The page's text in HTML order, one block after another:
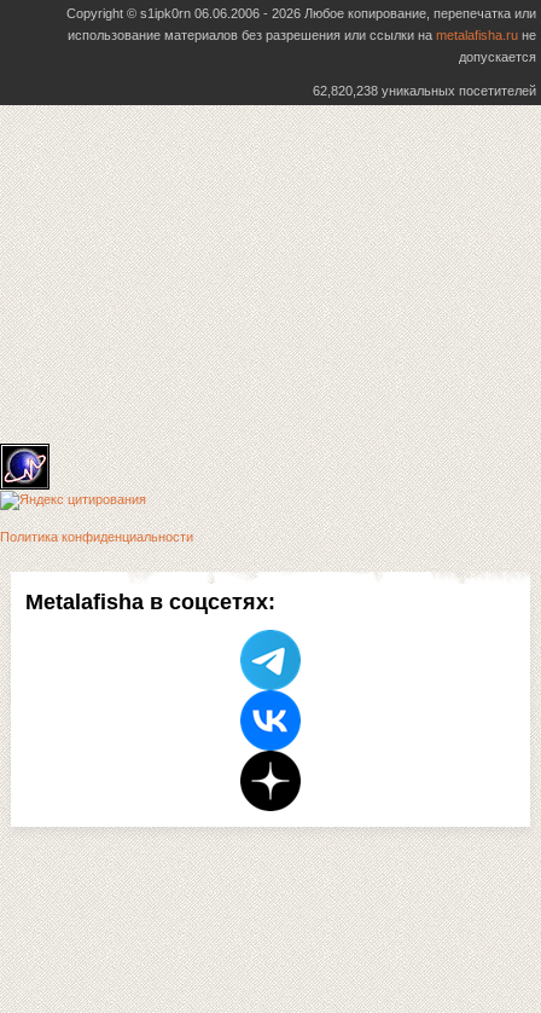
Metalafisha в соцсетях:
Copyright © s1ipk0rn 06.06.2006 - 2026 Любое копирование, перепечатка или
использование материалов без разрешения или ссылки на metalafisha.ru не
допускается
62,820,238 уникальных посетителей
Политика конфиденциальности